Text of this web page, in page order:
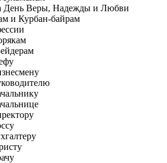
День Веры, Надежды и Любви
и Курбан-байрам